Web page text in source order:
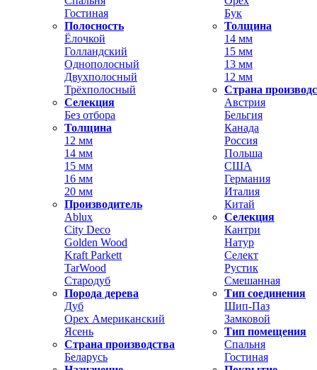
Гостиная
Полосность
Ёлочкой
Голландский
Однополосный
Двухполосный
Трёхполосный
Селекция
Без отбора
Бук
Толщина
14 мм
15 мм
13 мм
12 мм
Страна
Австрия
Бельгия
Толщина
12 мм
14 мм
15 мм
16 мм
20 мм
Производитель
Ablux
City Deco
Golden Wood
Kraft Parkett
TarWood
Стародуб
Порода дерева
Дуб
Орех Американский
Ясень
Страна производства
Беларусь
Канада
Россия
Польша
США
Германия
Италия
Китай
Селекция
Кантри
Натур
Селект
Рустик
Смешанная
Тип соединения
Шип-Паз
Замковой
Тип помещения
Спальня
Гостиная